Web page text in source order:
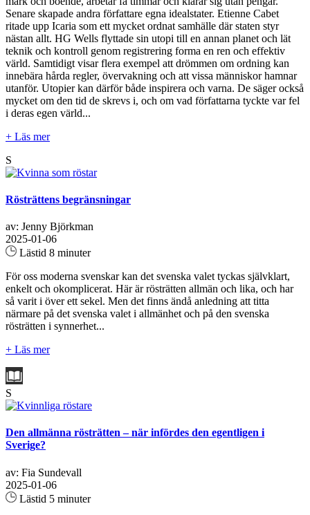
Senare skapade andra författare egna idealstater. Etienne Cabet
ritade upp Icaria som ett mycket ordnat samhälle där staten styr
nästan allt. HG Wells flyttade sin utopi till en annan planet och lät
teknik och kontroll genom registrering forma en ren och effektiv
värld. Samtidigt visar flera exempel att drömmen om ordning kan
innebära hårda regler, övervakning och att vissa människor hamnar
utanför. Utopier kan därför både inspirera och varna. De säger också
mycket om den tid de skrevs i, och om vad författarna tyckte var fel
i deras egen värld...
+ Läs mer
S
Rösträttens begränsningar
av: Jenny Björkman
2025-01-06
Lästid 8 minuter
För oss moderna svenskar kan det svenska valet tyckas självklart,
enkelt och okomplicerat. Här är rösträtten allmän och lika, och har
så varit i över ett sekel. Men det finns ändå anledning att titta
närmare på det svenska valet i allmänhet och på den svenska
rösträtten i synnerhet...
+ Läs mer
S
Den allmänna rösträtten – när infördes den egentligen i
Sverige?
av: Fia Sundevall
2025-01-06
Lästid 5 minuter